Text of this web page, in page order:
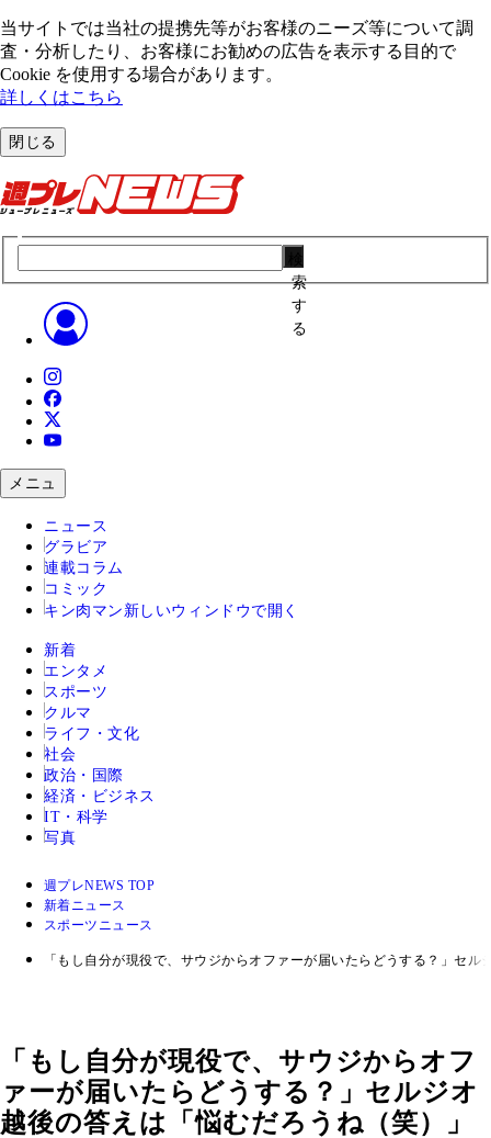
当サイトでは当社の提携先等がお客様のニーズ等について調
査・分析したり、お客様にお勧めの広告を表⽰する⽬的で
Cookie を使⽤する場合があります。
詳しくはこちら
閉じる
索
す
る
メニュ
ニュース
グラビア
連載コラム
コミック
キン肉マン 新しいウィンドウで開く
新着
エンタメ
スポーツ
クルマ
ライフ・文化
社会
政治・国際
経済・ビジネス
IT・科学
写真
週プレNEWS TOP
新着ニュース
スポーツニュース
「もし自分が現役で、サウジからオファーが届いたらどうする？」セ
「もし自分が現役で、サウジからオフ
ァーが届いたらどうする？」セルジオ
越後の答えは「悩むだろうね（笑）」